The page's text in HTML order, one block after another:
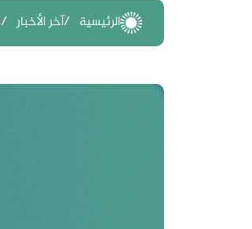
الرئيسية آخر الأخبار